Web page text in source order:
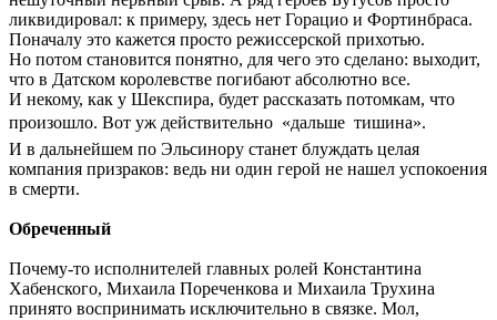
ликвидировал: к примеру, здесь нет Горацио и Фортинбраса.
Поначалу это кажется просто режиссерской прихотью.
Но потом становится понятно, для чего это сделано: выходит,
что в Датском королевстве погибают абсолютно все.
И некому, как у Шекспира, будет рассказать потомкам, что
произошло. Вот уж действительно  «дальше  тишина».
И в дальнейшем по Эльсинору станет блуждать целая
компания призраков: ведь ни один герой не нашел успокоения
в смерти.
Обреченный
Почему-то исполнителей главных ролей Константина
Хабенского, Михаила Пореченкова и Михаила Трухина
принято воспринимать исключительно в связке. Мол,